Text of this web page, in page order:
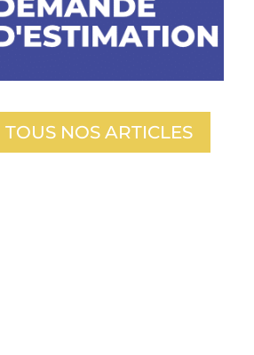
TOUS NOS ARTICLES